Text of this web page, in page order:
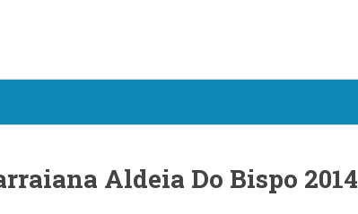
Aldeia Do Bispo 2014